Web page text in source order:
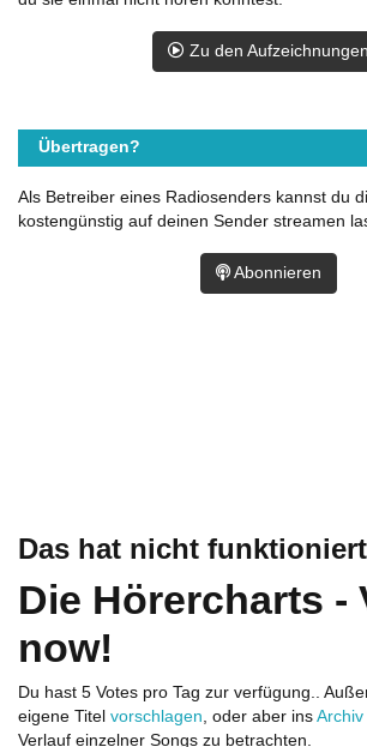
Das hat nicht funktioniert
Die Hörercharts -
now!
Du hast 5 Votes pro Tag zur verfügung..
eigene Titel vorschlagen, oder aber ins Archiv
Verlauf einzelner Songs zu betrachten.
Zu den Aufzeichnungen
Übertragen?
Als Betreiber eines Radiosenders kannst du
kostengünstig auf deinen Sender streamen
Abonnieren